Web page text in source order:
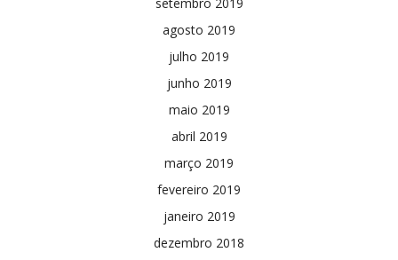
agosto 2019
julho 2019
junho 2019
maio 2019
abril 2019
março 2019
fevereiro 2019
janeiro 2019
dezembro 2018